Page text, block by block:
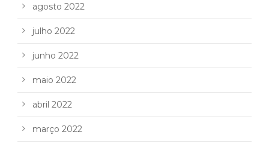
agosto 2022
julho 2022
junho 2022
maio 2022
abril 2022
março 2022